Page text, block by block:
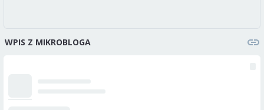
WPIS Z MIKROBLOGA